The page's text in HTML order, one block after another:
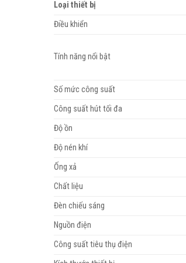
Loại thiết bị
Điều khiển
Tính năng nổi bật
Số mức công suất
Công suất hút tối đa
Độ ồn
Độ nén khí
Ống xả
Chất liệu
Đèn chiếu sáng
Nguồn điện
Công suất tiêu thụ điện